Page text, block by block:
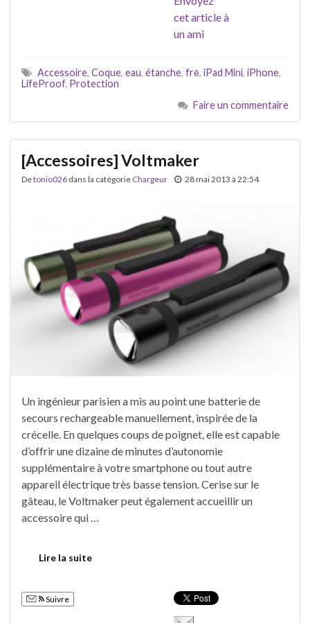
cet article à
un ami
Accessoire, Coque, eau, étanche, frē, iPad Mini, iPhone,
LifeProof, Protection
Faire un commentaire
[Accessoires] Voltmaker
Detonio026 dans la catégorie Chargeur 28 mai 2013 à 22:54
Un ingénieur parisien a mis au point une batterie de
secours rechargeable manuellement, inspirée de la
crécelle. En quelques coups de poignet, elle est capable
d’offrir une dizaine de minutes d’autonomie
supplémentaire à votre smartphone ou tout autre
appareil électrique très basse tension. Cerise sur le
gâteau, le Voltmaker peut également accueillir un
accessoire qui …
Lire la suite
Suivre